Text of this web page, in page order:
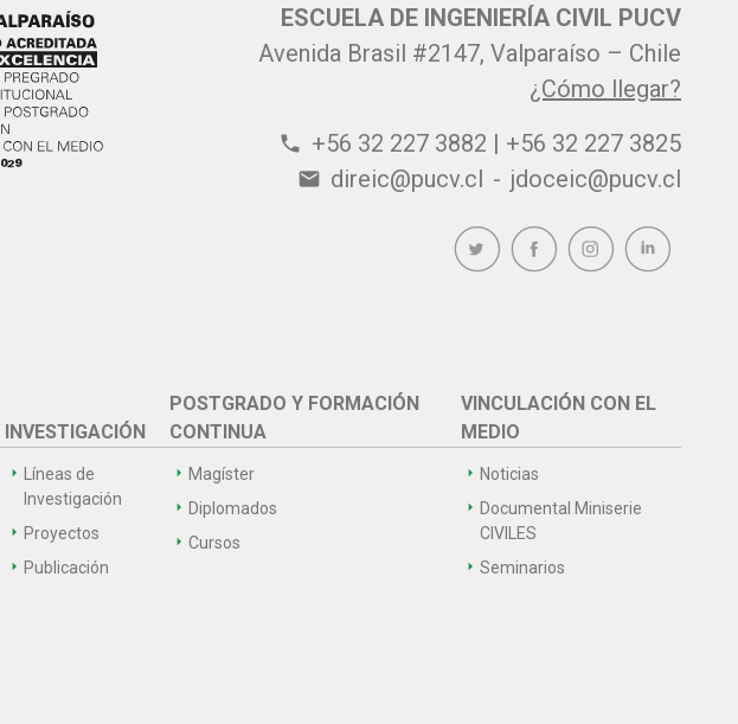
ESCUELA DE INGENIERÍA CIVIL PUCV
Avenida Brasil #2147, Valparaíso – Chile
¿Cómo llegar?
phone +56 32 227 3882 | +56 32 227 3825
email direic@pucv.cl - jdoceic@pucv.cl
INVESTIGACIÓN
Líneas de
Investigación
Proyectos
Publicación
POSTGRADO Y FORMACIÓN
CONTINUA
Magíster
Diplomados
Cursos
VINCULACIÓN CON EL
MEDIO
Noticias
Documental Miniserie
CIVILES
Seminarios